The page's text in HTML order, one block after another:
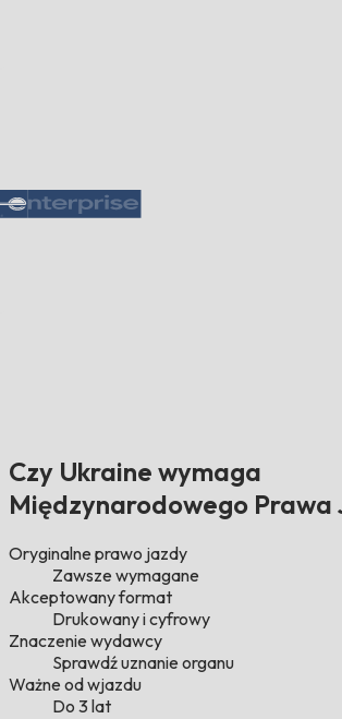
Czy Ukraine wymaga
Międzynarodowego Prawa
Oryginalne prawo jazdy
Zawsze wymagane
Akceptowany format
Drukowany i cyfrowy
Znaczenie wydawcy
Sprawdź uznanie organu
Ważne od wjazdu
Do 3 lat